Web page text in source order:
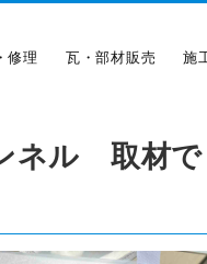
修理 瓦・部材販売 施
ネル 取材で